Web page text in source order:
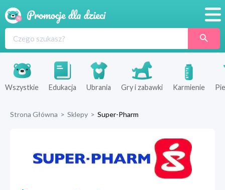
Produkty
Sklepy
Wszystkie Edukacja Ubrania Gry i zabawki Karmienie
Strona Główna > Sklepy > Super-Pharm